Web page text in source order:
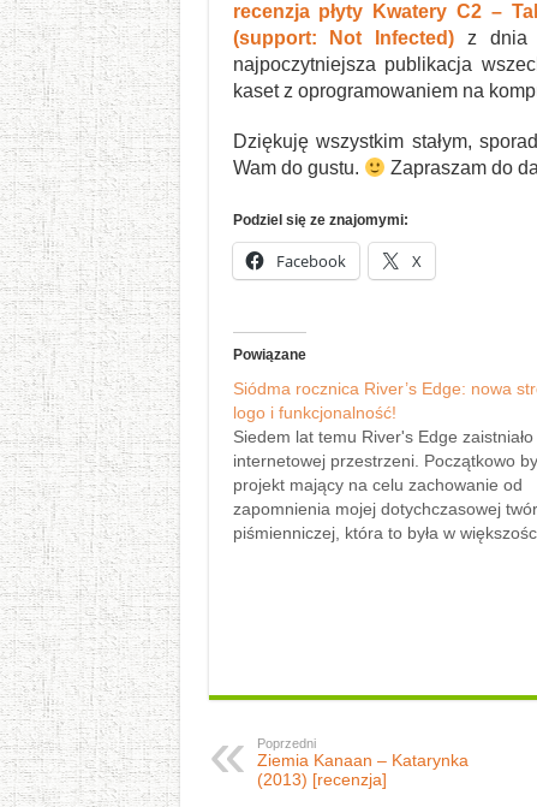
recenzja płyty Kwatery C2 –
(support: Not Infected) z dnia
najpoczytniejsza publikacja
kaset z oprogramowaniem na
Dziękuję wszystkim stałym,
Wam do gustu.
Zapraszam do
Podziel się ze znajomymi:
Facebook X
Powiązane
Siódma rocznica River’s Edge: nowa
logo i funkcjonalność!
Siedem lat temu River's Edge zaistniało
internetowej przestrzeni. Początkowo
projekt mający na celu zachowanie od
zapomnienia mojej dotychczasowej
piśmienniczej, która to była w
Poprzedni
Ziemia Kanaan – Katarynka
(2013) [recenzja]